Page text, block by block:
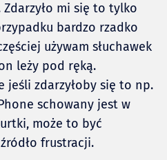
Zdarzyło mi się to tylko
bardzo rzadko
używam słuchawek
leży pod ręką.
jeśli zdarzyłoby się to np.
schowany jest w
może to być
frustracji.